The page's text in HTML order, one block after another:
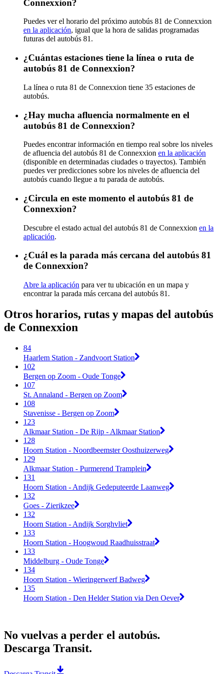
Connexxion?
Puedes ver el horario del próximo autobús 81 de Connexxion
en la aplicación, igual que la hora de salidas programadas
futuras del autobús 81.
¿Cuántas estaciones tiene la línea o ruta de
autobús 81 de Connexxion?
La línea o ruta 81 de Connexxion tiene 35 estaciones de
autobús.
¿Hay mucha afluencia normalmente en el
autobús 81 de Connexxion?
Puedes encontrar información en tiempo real sobre los niveles
de afluencia del autobús 81 de Connexxion en la aplicación
(disponible en determinadas ciudades o trayectos). También
puedes ver predicciones sobre los niveles de afluencia del
autobús cuando llegue a tu parada de autobús.
¿Circula en este momento el autobús 81 de
Connexxion?
Descubre el estado actual del autobús 81 de Connexxion en la
aplicación.
¿Cuál es la parada más cercana del autobús 81
de Connexxion?
Abre la aplicación para ver tu ubicación en un mapa y
encontrar la parada más cercana del autobús 81.
Otros horarios, rutas y mapas del autobús
de Connexxion
84
Haarlem Station - Zandvoort Station
102
Bergen op Zoom - Oude Tonge
107
St. Annaland - Bergen op Zoom
108
Stavenisse - Bergen op Zoom
123
Alkmaar Station - De Rijp - Alkmaar Station
128
Hoorn Station - Noordbeemster Oosthuizerweg
129
Alkmaar Station - Purmerend Tramplein
131
Hoorn Station - Andijk Gedeputeerde Laanweg
132
Goes - Zierikzee
132
Hoorn Station - Andijk Sorghvliet
133
Hoorn Station - Hoogwoud Raadhuisstraat
133
Middelburg - Oude Tonge
134
Hoorn Station - Wieringerwerf Badweg
135
Hoorn Station - Den Helder Station via Den Oever
No vuelvas a perder el autobús.
Descarga Transit.